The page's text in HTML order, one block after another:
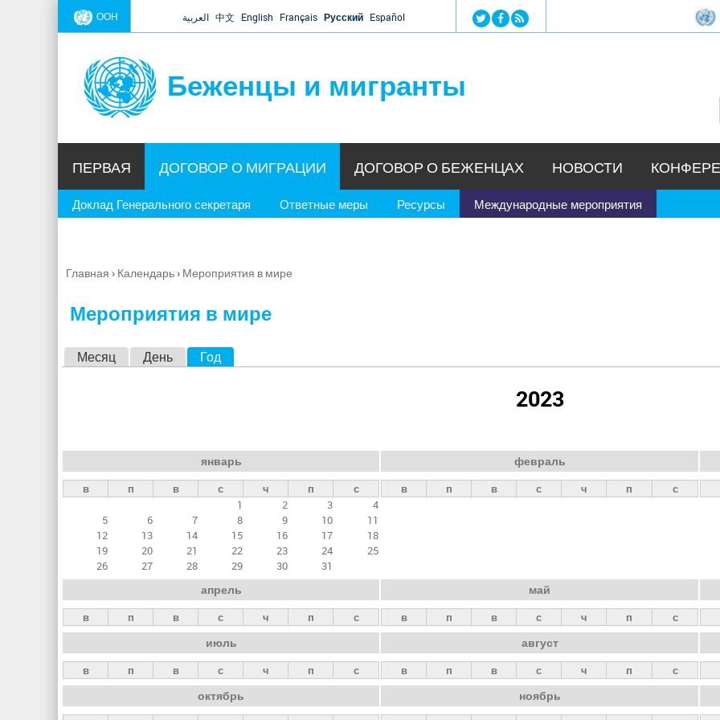
Jump to navigation
ООН العربية 中文 English Français Русский Español
Беженцы и мигранты
ПЕРВАЯ ДОГОВОР О МИГРАЦИИ
Доклад Генерального секретаря Ответные меры Ресурсы Международные мероприятия
ДОГОВОР О БЕЖЕНЦАХ НОВОСТИ
Вы
Главная › Календарь› Мероприятия в мире
Мероприятия в мире
н
ы
е
а
д
к
и
Месяц День Год
2023
январь
в п в с ч п
с
1
2 3
4
5
6 7 8 9 10
11
12
13 14 15 16 17
18
19
20 21 22 23 24
25
26
27 28 29 30 31
февраль
в п в с ч п с
апрель
в п в с ч п с
май
в п в с ч п с
июль
в п в с ч п с
август
в п в с ч п с
октябрь ноябрь